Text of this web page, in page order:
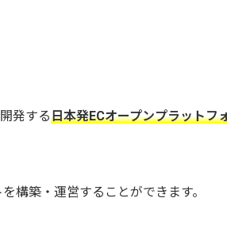
発する日本発ECオープンプラットフ
構築・運営することができます。